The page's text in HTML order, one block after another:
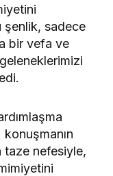
şenlik, sadece
bir vefa ve
taze nefesiyle,